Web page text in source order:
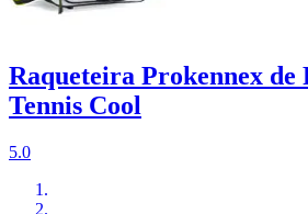
Raqueteira Prokennex de
Tennis Cool
5.0